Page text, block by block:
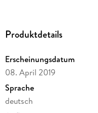
Autorin präsentiert ein 4-
Alltagssituationen. Ihre
umsetzbar und werden
DIY-Anleitungen und
weniger Müll
anfangen!
Produktdetails
Erscheinungsdatum
08. April 2019
Sprache
deutsch